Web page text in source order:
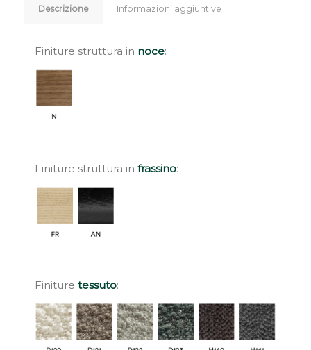
Descrizione Informazioni aggiuntive
Finiture struttura in noce:
Finiture struttura in frassino:
Finiture tessuto: